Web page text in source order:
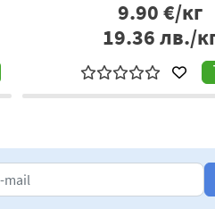
€/кг
19.36лв./кг